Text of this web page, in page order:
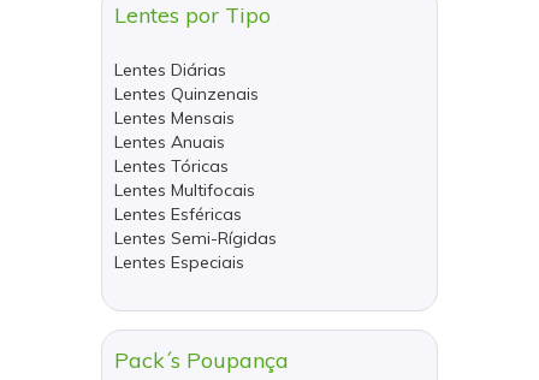
Lentes por Tipo
Lentes Diárias
Lentes Quinzenais
Lentes Mensais
Lentes Anuais
Lentes Tóricas
Lentes Multifocais
Lentes Esféricas
Lentes Semi-Rígidas
Lentes Especiais
Pack´s Poupança